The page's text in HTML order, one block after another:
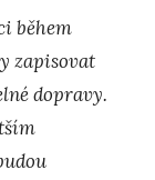
během
zapisovat
dopravy.